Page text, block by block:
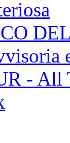
- All